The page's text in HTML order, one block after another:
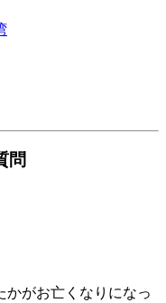
問
かがお亡くなりになっ